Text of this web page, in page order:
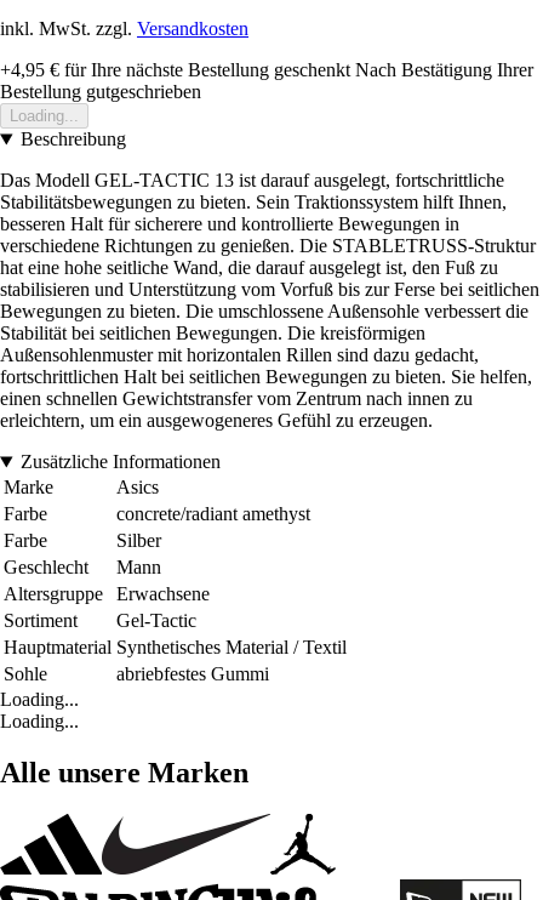
inkl. MwSt. zzgl. Versandkosten
+4,95 € für Ihre nächste Bestellung geschenkt Nach Bestätigung Ihrer
Bestellung gutgeschrieben
Loading...
Beschreibung
Das Modell GEL-TACTIC 13 ist darauf ausgelegt, fortschrittliche
Stabilitätsbewegungen zu bieten. Sein Traktionssystem hilft Ihnen,
besseren Halt für sicherere und kontrollierte Bewegungen in
verschiedene Richtungen zu genießen. Die STABLETRUSS-Struktur
hat eine hohe seitliche Wand, die darauf ausgelegt ist, den Fuß zu
stabilisieren und Unterstützung vom Vorfuß bis zur Ferse bei seitlichen
Bewegungen zu bieten. Die umschlossene Außensohle verbessert die
Stabilität bei seitlichen Bewegungen. Die kreisförmigen
Außensohlenmuster mit horizontalen Rillen sind dazu gedacht,
fortschrittlichen Halt bei seitlichen Bewegungen zu bieten. Sie helfen,
einen schnellen Gewichtstransfer vom Zentrum nach innen zu
erleichtern, um ein ausgewogeneres Gefühl zu erzeugen.
Zusätzliche Informationen
Marke
Asics
Farbe
concrete/radiant amethyst
Farbe
Silber
Geschlecht
Mann
Altersgruppe
Erwachsene
Sortiment
Gel-Tactic
Hauptmaterial Synthetisches Material / Textil
Sohle
abriebfestes Gummi
Loading...
Loading...
Alle unsere Marken